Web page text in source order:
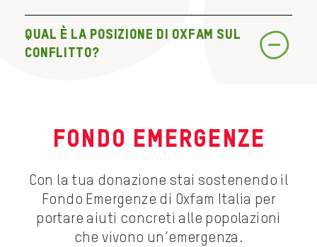
Qual è la posizione di Oxfam sul
conflitto?
FONDO EMERGENZE
Con la tua donazione stai sostenendo il
Fondo Emergenze di Oxfam Italia per
portare aiuti concreti alle popolazioni
che vivono un’emergenza.